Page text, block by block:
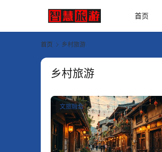
首页
首页 乡村旅游
乡村旅游
文旅融合